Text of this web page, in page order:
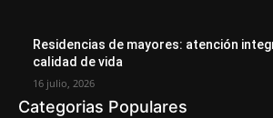
Residencias de mayores: atención
calidad de vida
16 julio, 2026
Categorias Populares